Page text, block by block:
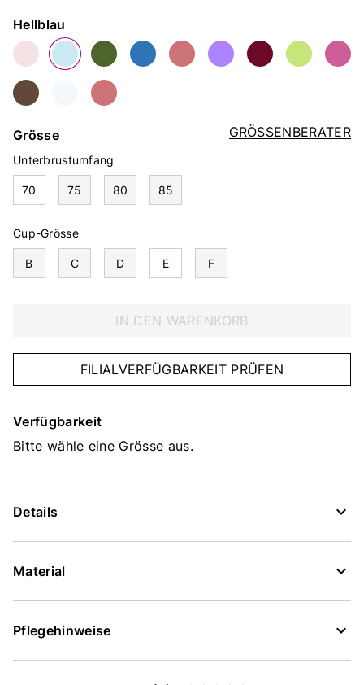
Farbe
Hellblau
GRÖSSENBERATER
Grösse
Unterbrustumfang
70 75 80 85
Cup-Grösse
B C D E F
IN DEN WARENKORB
FILIALVERFÜGBARKEIT PRÜFEN
Verfügbarkeit
Bitte wähle eine Grösse aus.
Details
Material
Pflegehinweise